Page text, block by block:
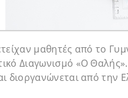
μαθητές από το
Διαγωνισμό «Ο
διοργανώνεται από την